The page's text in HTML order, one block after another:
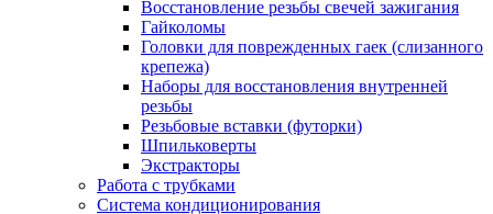
Восстановление резьбы свечей зажигания
Гайколомы
Головки для поврежденных гаек (слизанного
крепежа)
Наборы для восстановления внутренней
резьбы
Резьбовые вставки (футорки)
Шпильковерты
Экстракторы
Работа с трубками
Система кондиционирования